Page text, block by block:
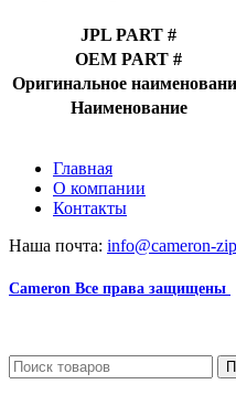
JPL PART #
OEM PART #
Оригинальное
Наименование
Главная
О компании
Контакты
Наша почта: info@cameron-
Cameron Все права защищены